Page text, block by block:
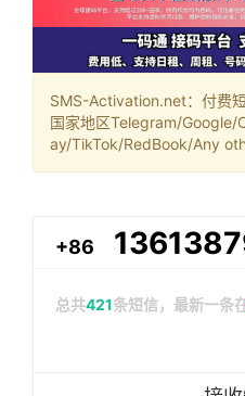
SMS-Activation.net：付费
国家地区Telegram/
ay/TikTok/RedBook/Any
+86
总共421条短信，最新一条